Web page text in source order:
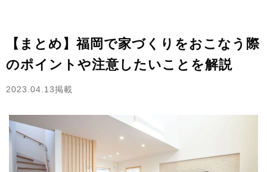
【まとめ】福岡で家づくりをおこなう際
のポイントや注意したいことを解説
2023.04.13掲載